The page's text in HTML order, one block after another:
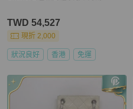
TWD 54,527
現折 2,000
狀況良好 香港 免運